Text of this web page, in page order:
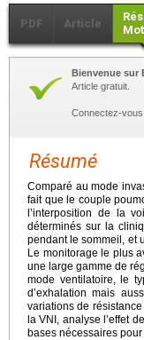
PDF Article
Bienvenue sur
Article gratuit.
Connectez-
Résumé
Comparé au mode
fait que le couple
l’interposition de la
déterminés sur la
pendant le sommeil, et
Le monitorage le plus
une large gamme de
mode ventilatoire, le
d’exhalation mais
variations de
la VNI, analyse l’effet
bases nécessaires